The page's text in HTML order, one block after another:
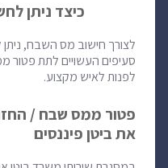
כיצד ניתן
לצורך חישוב מס השבח,
סעיפים העשויים לתת
לפנות לאיש מקצוע.
פטור ממס שבח /
את ביטן פיננסים